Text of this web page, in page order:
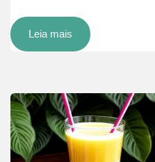
Leia mais